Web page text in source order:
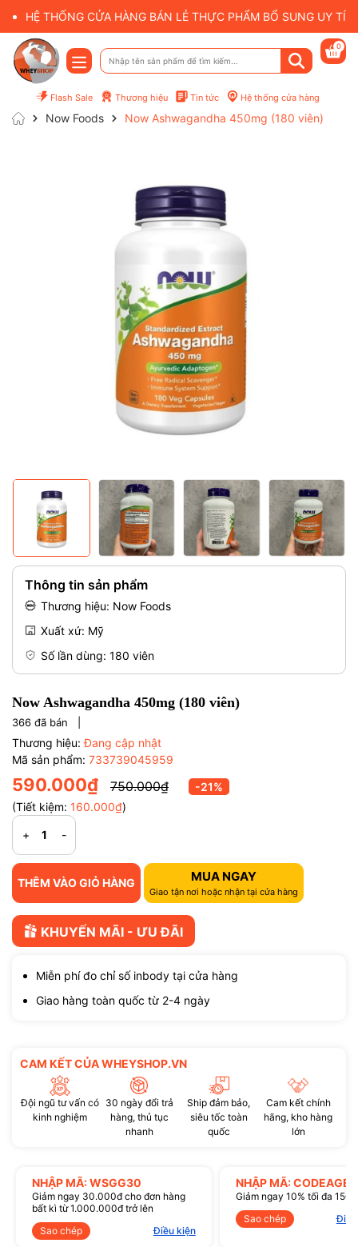
HỆ THỐNG CỬA HÀNG BÁN LẺ THỰC PHẨM BỔ SUNG UY
Flash Sale Thương hiệu Tin tức Hệ thống cửa hàng
0
Now Foods Now Ashwagandha 450mg (180 viên)
Thông tin sản phẩm
Thương hiệu: Now Foods
Xuất xứ: Mỹ
Số lần dùng: 180 viên
Now Ashwagandha 450mg (180 viên)
366 đã bán |
Thương hiệu: Đang cập nhật
Mã sản phẩm: 733739045959
590.000₫ 750.000₫
-21%
(Tiết kiệm: 160.000₫)
-
+
THÊM VÀO GIỎ HÀNG MUA NGAY
Giao tận nơi hoặc nhận tại cửa hàng
KHUYẾN MÃI - ƯU ĐÃI
Miễn phí đo chỉ số inbody tại cửa hàng
Giao hàng toàn quốc từ 2-4 ngày
CAM KẾT CỦA WHEYSHOP.VN
Đội ngũ tư vấn có
kinh nghiệm
30 ngày đổi trả
hàng, thủ tục
nhanh
Ship đảm bảo,
siêu tốc toàn
quốc
Cam kết chính
hãng, kho hàng
lớn
NHẬP MÃ: WSGG30
Giảm ngay 30.000đ cho đơn hàng
bất kì từ 1.000.000đ trở lên
Sao chép
Điều kiện
NHẬP MÃ:
Giảm ngay 10% tối đa
Sao chép